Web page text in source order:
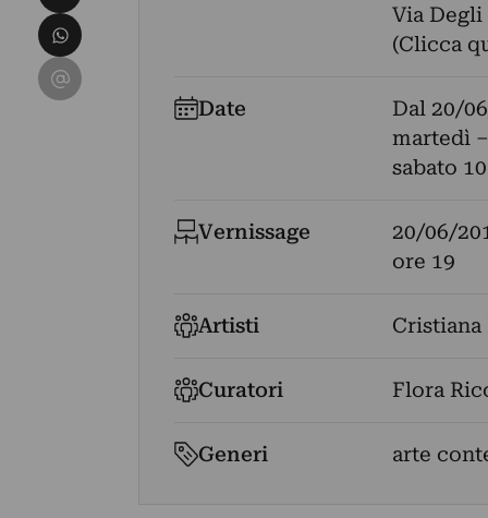
Via Degli
(Clicca
Date Dal 20/
martedì
sabato
Vernissage
20/06/
ore 19
Artisti
Curatori Flora
Generi arte
Condividi su WhatsApp
Condividi su Email